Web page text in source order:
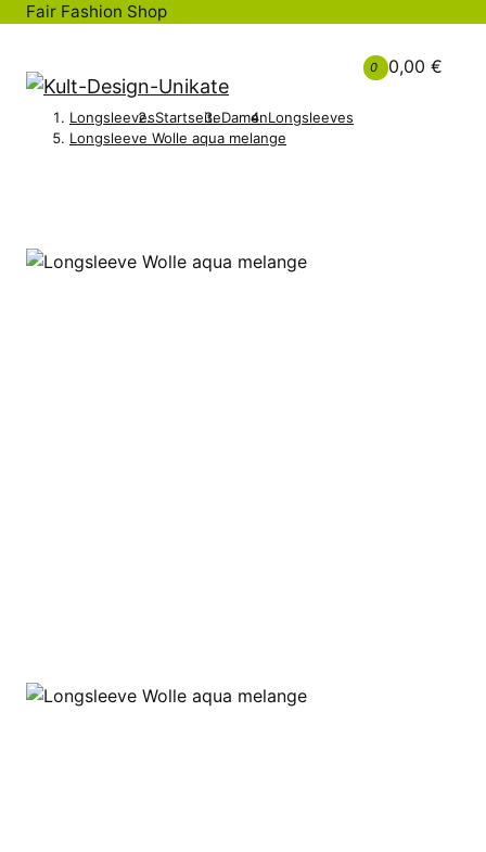
Fair Fashion Shop
0 0,00 €
LongsleevesStartseiteDamenLongsleeves
Longsleeve Wolle aqua melange